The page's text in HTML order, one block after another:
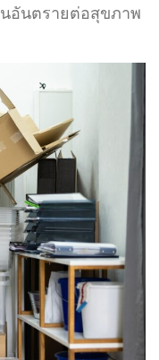
นอันตรายต่อสุขภาพ